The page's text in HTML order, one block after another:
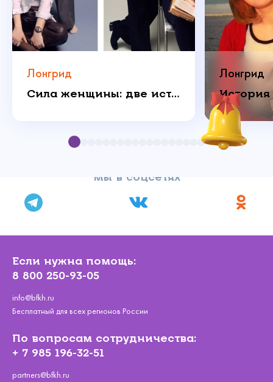
Лонгрид
Сила женщины: две истории о любви, которая побеждает
Лонгрид
Мы в соцсетях
Если нужна помощь:
8 800 250-93-05
info@bfkh.ru
Бесплатный для всех регионов России
По вопросам сотрудничества:
+ 7 985 196-32-51
partners@bfkh.ru